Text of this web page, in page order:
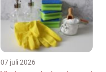
07 juli 2026